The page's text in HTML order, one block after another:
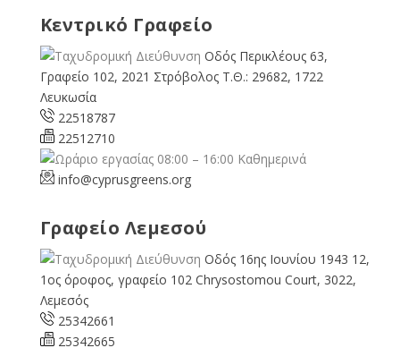
Κεντρικό Γραφείο
Οδός Περικλέους 63,
Γραφείο 102, 2021 Στρόβολος Τ.Θ.: 29682, 1722
Λευκωσία
22518787
22512710
08:00 – 16:00 Καθημερινά
info@cyprusgreens.org
Γραφείο Λεμεσού
Οδός 16ης Ιουνίου 1943 12,
1ος όροφος, γραφείο 102 Chrysostomou Court, 3022,
Λεμεσός
25342661
25342665